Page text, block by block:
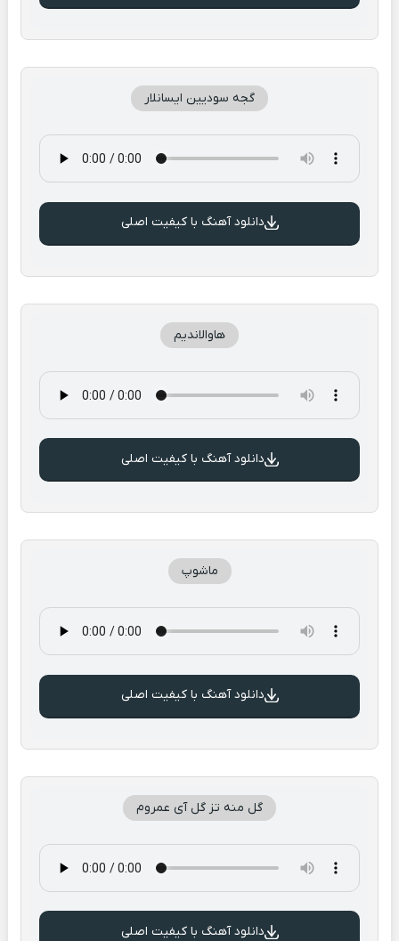
گجه سودیین ایسانلار
دانلود آهنگ با کیفیت اصلی
هاوالاندیم
دانلود آهنگ با کیفیت اصلی
ماشوپ
دانلود آهنگ با کیفیت اصلی
گل منه تز گل آی عمروم
دانلود آهنگ با کیفیت اصلی